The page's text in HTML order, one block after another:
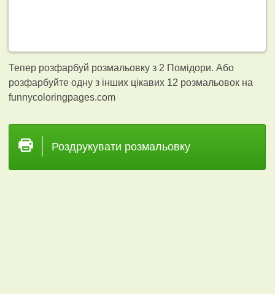
Тепер розфарбуй розмальовку з 2 Помідори. Або
розфарбуйте одну з інших цікавих 12 розмальовок на
funnycoloringpages.com
Роздрукувати розмальовку